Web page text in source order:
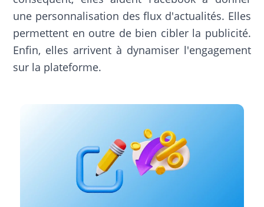
une personnalisation des flux d'actualités. Elles
permettent en outre de bien cibler la publicité.
Enfin, elles arrivent à dynamiser l'engagement
sur la plateforme.